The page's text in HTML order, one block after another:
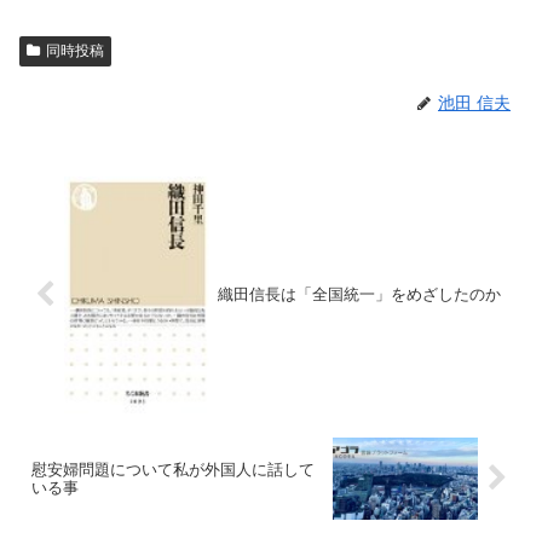
同時投稿
池田 信夫
織田信長は「全国統一」をめざしたのか
慰安婦問題について私が外国人に話して
いる事